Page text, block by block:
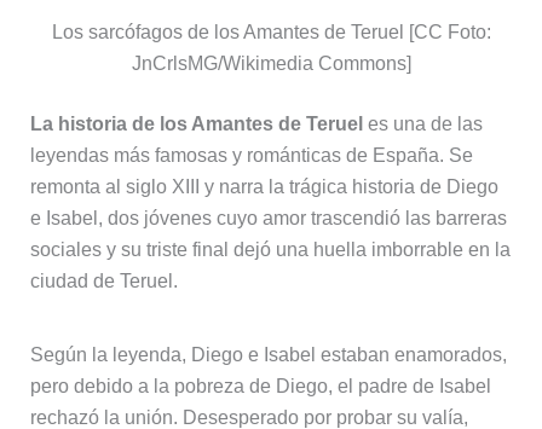
Los sarcófagos de los Amantes de Teruel [CC Foto:
JnCrlsMG/Wikimedia Commons]
La historia de los Amantes de Teruel es una de las
leyendas más famosas y románticas de España. Se
remonta al siglo XIII y narra la trágica historia de Diego
e Isabel, dos jóvenes cuyo amor trascendió las barreras
sociales y su triste final dejó una huella imborrable en la
ciudad de Teruel.
Según la leyenda, Diego e Isabel estaban enamorados,
pero debido a la pobreza de Diego, el padre de Isabel
rechazó la unión. Desesperado por probar su valía,